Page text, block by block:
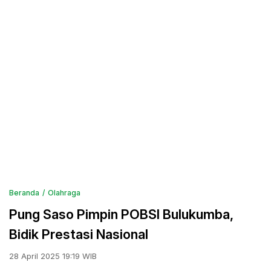
Beranda Olahraga
Pung Saso Pimpin POBSI Bulukumba,
Bidik Prestasi Nasional
28 April 2025 19:19 WIB